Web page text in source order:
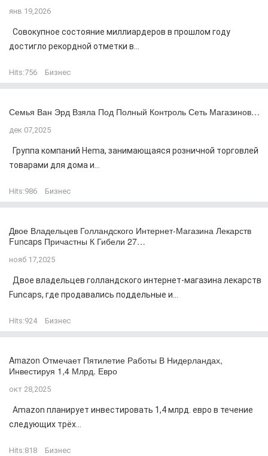
янв 19,2026
Совокупное состояние миллиардеров в прошлом году
достигло рекордной отметки в...
Hits:756 Бизнес
Семья Ван Эрд Взяла Под Полный Контроль Сеть Магазинов…
дек 07,2025
Группа компаний Hema, занимающаяся розничной торговлей
товарами для дома и...
Hits:986 Бизнес
Двое Владельцев Голландского Интернет-Магазина Лекарств
Funcaps Причастны К Гибели 27…
нояб 17,2025
Двое владельцев голландского интернет-магазина лекарств
Funcaps, где продавались поддельные и...
Hits:924 Бизнес
Amazon Отмечает Пятилетие Работы В Нидерландах,
Инвестируя 1,4 Млрд. Евро
окт 28,2025
Amazon планирует инвестировать 1,4 млрд. евро в течение
следующих трёх...
Hits:818 Бизнес